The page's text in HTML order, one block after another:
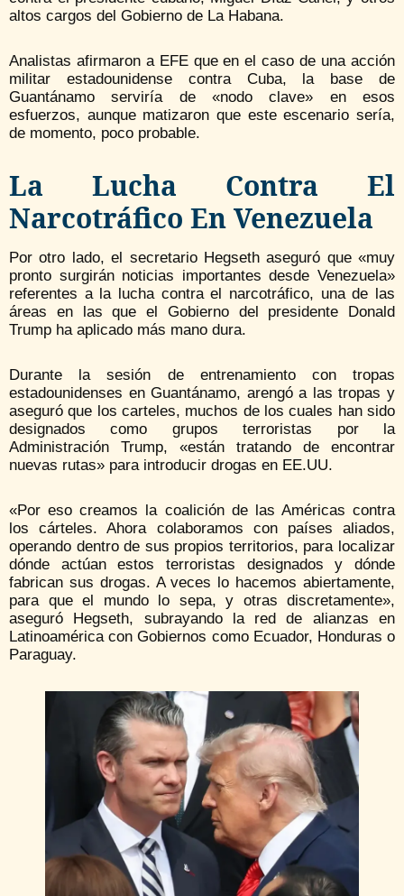
altos cargos del Gobierno de La Habana.
Analistas afirmaron a EFE que en el caso de una acción
militar estadounidense contra Cuba, la base de
Guantánamo serviría de «nodo clave» en esos
esfuerzos, aunque matizaron que este escenario sería,
de momento, poco probable.
La Lucha Contra El
Narcotráfico En Venezuela
Por otro lado, el secretario Hegseth aseguró que «muy
pronto surgirán noticias importantes desde Venezuela»
referentes a la lucha contra el narcotráfico, una de las
áreas en las que el Gobierno del presidente Donald
Trump ha aplicado más mano dura.
Durante la sesión de entrenamiento con tropas
estadounidenses en Guantánamo, arengó a las tropas y
aseguró que los carteles, muchos de los cuales han sido
designados como grupos terroristas por la
Administración Trump, «están tratando de encontrar
nuevas rutas» para introducir drogas en EE.UU.
«Por eso creamos la coalición de las Américas contra
los cárteles. Ahora colaboramos con países aliados,
operando dentro de sus propios territorios, para localizar
dónde actúan estos terroristas designados y dónde
fabrican sus drogas. A veces lo hacemos abiertamente,
para que el mundo lo sepa, y otras discretamente»,
aseguró Hegseth, subrayando la red de alianzas en
Latinoamérica con Gobiernos como Ecuador, Honduras o
Paraguay.